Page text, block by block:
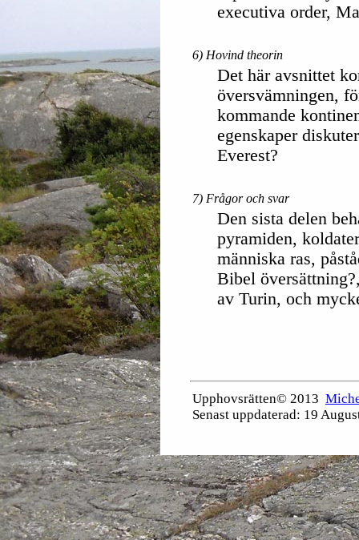
executiva order,
6) Hovind theorin
Det här avsnittet
översvämningen,
kommande
egenskaper
Everest?
7) Frågor och svar
Den sista delen
pyramiden,
människa ras,
Bibel
av Turin, och
Upphovsrätten© 2013
Senast uppdaterad: 19